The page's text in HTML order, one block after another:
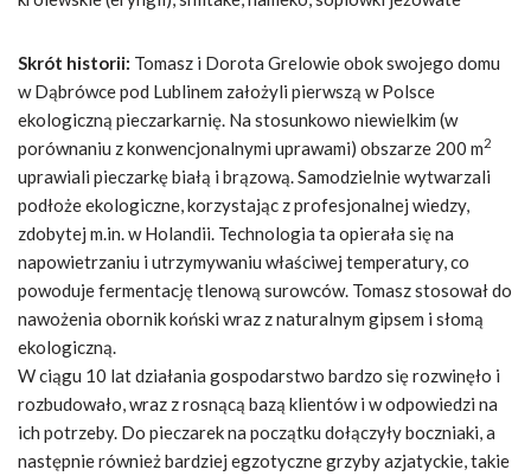
Skrót historii: Tomasz i Dorota Grelowie obok swojego domu
w Dąbrówce pod Lublinem założyli pierwszą w Polsce
ekologiczną pieczarkarnię. Na stosunkowo niewielkim (w
porównaniu z konwencjonalnymi uprawami) obszarze 200 m2
uprawiali pieczarkę białą i brązową. Samodzielnie wytwarzali
podłoże ekologiczne, korzystając z profesjonalnej wiedzy,
zdobytej m.in. w Holandii. Technologia ta opierała się na
napowietrzaniu i utrzymywaniu właściwej temperatury, co
powoduje fermentację tlenową surowców. Tomasz stosował do
nawożenia obornik koński wraz z naturalnym gipsem i słomą
ekologiczną.
W ciągu 10 lat działania gospodarstwo bardzo się rozwinęło i
rozbudowało, wraz z rosnącą bazą klientów i w odpowiedzi na
ich potrzeby. Do pieczarek na początku dołączyły boczniaki, a
następnie również bardziej egzotyczne grzyby azjatyckie, takie